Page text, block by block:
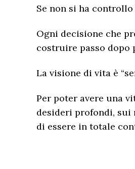
Se non si ha
Ogni decisione che
costruire passo dopo
La visione di vita è
Per poter avere una
desideri profondi, sui
di essere in totale